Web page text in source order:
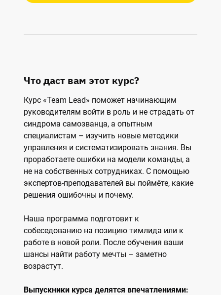
Что даст вам этот курс?
Курс «Team Lead» поможет начинающим
руководителям войти в роль и не страдать от
синдрома самозванца, а опытным
специалистам – изучить новые методики
управления и систематизировать знания. Вы
проработаете ошибки на модели команды, а
не на собственных сотрудниках. С помощью
экспертов-преподавателей вы поймёте, какие
решения ошибочны и почему.
Наша программа подготовит к
собеседованию на позицию тимлида или к
работе в новой роли. После обучения ваши
шансы найти работу мечты – заметно
возрастут.
Выпускники курса делятся впечатлениями: